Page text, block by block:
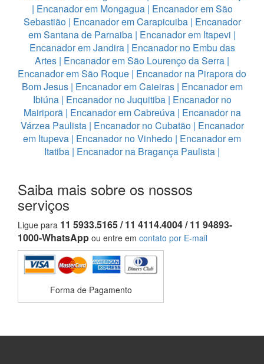
| Encanador em Mongagua| Encanador em São
Sebastião| Encanador em Carapicuiba| Encanador
em Santana de Parnaiba | Encanador em Itapevi |
Encanador em Jandira| Encanador no Embu das
Artes | Encanador em São Lourenço da Serra |
Encanador em São Roque | Encanador na Pirapora do
Bom Jesus| Encanador em Caieiras| Encanador em
Ibiúna| Encanador no Juquitiba| Encanador no
Mairiporã| Encanador em Cabreúva| Encanador na
Várzea Paulista| Encanador no Cubatão| Encanador
em Itupeva | Encanador no Vinhedo | Encanador em
Itatiba | Encanador na Bragança Paulista |
Saiba mais sobre os nossos
serviços
Ligue para 11 5933.5165 / 11 4114.4004 / 11 94893-
1000-WhatsApp ou entre em contato por E-mail
Forma de Pagamento